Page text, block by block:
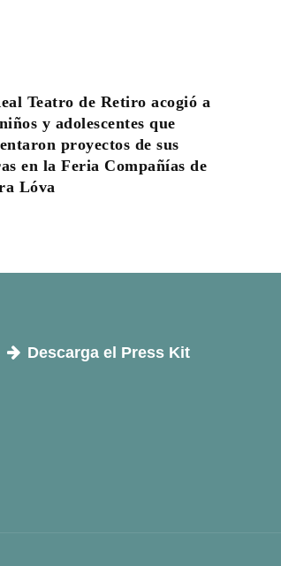
Teatro de Retiro acogió a
y adolescentes que
proyectos de sus
en la Feria Compañías de
Lóva
Descarga el Press Kit